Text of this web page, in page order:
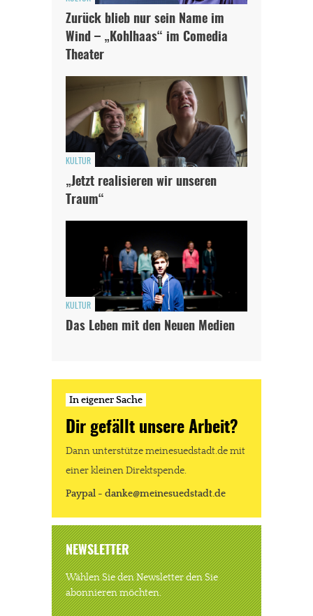
Zurück blieb nur sein Name im
Wind – „Kohlhaas“ im Comedia
Theater
KULTUR
„Jetzt realisieren wir unseren
Traum“
KULTUR
Das Leben mit den Neuen Medien
In eigener Sache
Dir gefällt unsere Arbeit?
Dann unterstütze meinesuedstadt.de mit
einer kleinen Direktspende.
Paypal - danke@meinesuedstadt.de
NEWSLETTER
Wählen Sie den Newsletter den Sie
abonnieren möchten.